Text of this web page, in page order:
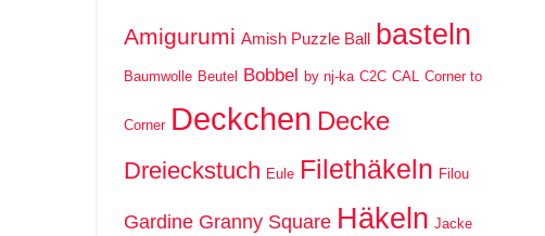
Amigurumi Amish Puzzle Ball basteln
Baumwolle Beutel Bobbel by nj-ka C2C CAL Corner to
Corner Deckchen Decke
Dreieckstuch Eule Filethäkeln Filou
Gardine Granny Square Häkeln Jacke